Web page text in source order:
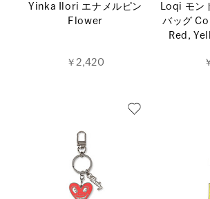
Yinka Ilori エナメルピン
Flower
￥2,420
Loqi モン
バッグ
Red,